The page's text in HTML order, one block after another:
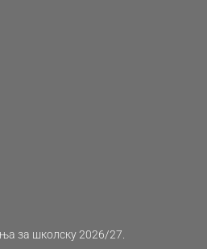
за школску 2026/27.